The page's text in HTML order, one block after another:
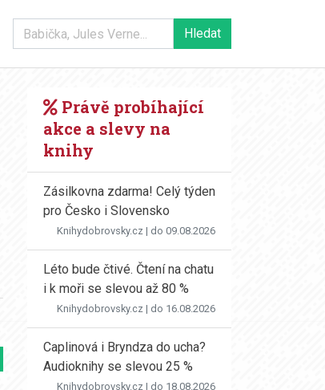
Právě probíhající
akce a slevy na
knihy
Zásilkovna zdarma! Celý týden
pro Česko i Slovensko
Knihydobrovsky.cz | do 09.08.2026
Léto bude čtivé. Čtení na chatu
i k moři se slevou až 80 %
Knihydobrovsky.cz | do 16.08.2026
Caplinová i Bryndza do ucha?
Audioknihy se slevou 25 %
Knihydobrovsky.cz | do 18.08.2026